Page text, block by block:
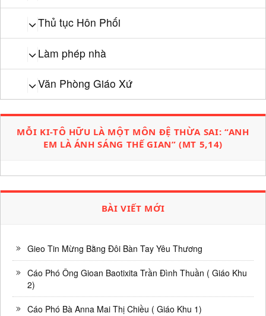
Thủ tục Hôn Phối
Làm phép nhà
Văn Phòng Giáo Xứ
MỖI KI-TÔ HỮU LÀ MỘT MÔN ĐỆ THỪA SAI: “ANH
EM LÀ ÁNH SÁNG THẾ GIAN” (MT 5,14)
BÀI VIẾT MỚI
Gieo Tin Mừng Bằng Đôi Bàn Tay Yêu Thương
Cáo Phó Ông Gioan Baotixita Trần Đình Thuần ( Giáo Khu
2)
Cáo Phó Bà Anna Mai Thị Chiều ( Giáo Khu 1)